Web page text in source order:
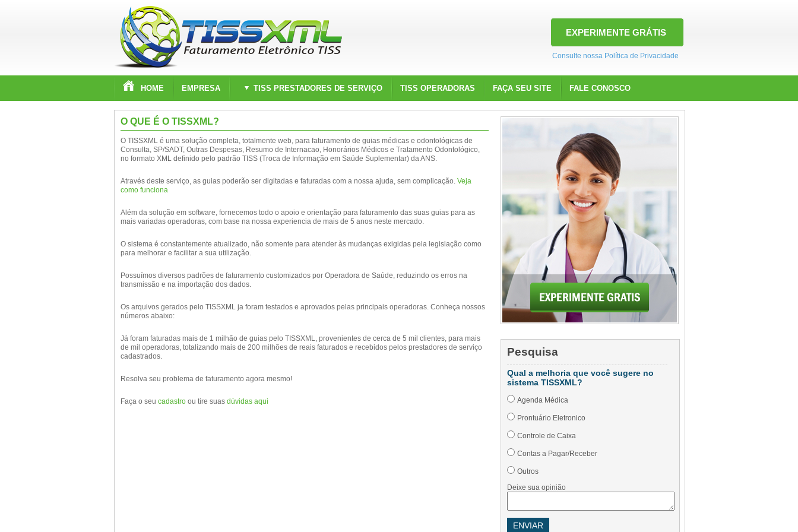
EXPERIMENTE GRÁTIS
Consulte nossa Política de Privacidade
HOME EMPRESA TISS PRESTADORES DE SERVIÇO TISS OPERADORAS FAÇA SEU SITE FALE CONOSCO
O QUE É O TISSXML?
O TISSXML é uma solução completa, totalmente web, para faturamento de guias médicas e odontológicas de
Consulta, SP/SADT, Outras Despesas, Resumo de Internacao, Honorários Médicos e Tratamento Odontológico,
no formato XML definido pelo padrão TISS (Troca de Informação em Saúde Suplementar) da ANS.
Através deste serviço, as guias poderão ser digitadas e faturadas com a nossa ajuda, sem complicação. Veja
como funciona
Além da solução em software, fornecemos todo o apoio e orientação para faturamento das suas guias para as
mais variadas operadoras, com base na nossa experiencia de mais de 5 anos neste mercado.
O sistema é constantemente atualizado, não somente para atender às mudanças exigidas pela legislação como
para melhorar e facilitar a sua utilização.
Possuímos diversos padrões de faturamento customizados por Operadora de Saúde, reduzindo os erros na
transmissão e na importação dos dados.
Os arquivos gerados pelo TISSXML ja foram testados e aprovados pelas principais operadoras. Conheça nossos
números abaixo:
Já foram faturadas mais de 1 milhão de guias pelo TISSXML, provenientes de cerca de 5 mil clientes, para mais
de mil operadoras, totalizando mais de 200 milhões de reais faturados e recebidos pelos prestadores de serviço
cadastrados.
Resolva seu problema de faturamento agora mesmo!
Faça o seu cadastro ou tire suas dúvidas aqui
Pesquisa
Qual a melhoria que você sugere no
sistema TISSXML?
Agenda Médica
Prontuário Eletronico
Controle de Caixa
Contas a Pagar/Receber
Outros
Deixe sua opinião